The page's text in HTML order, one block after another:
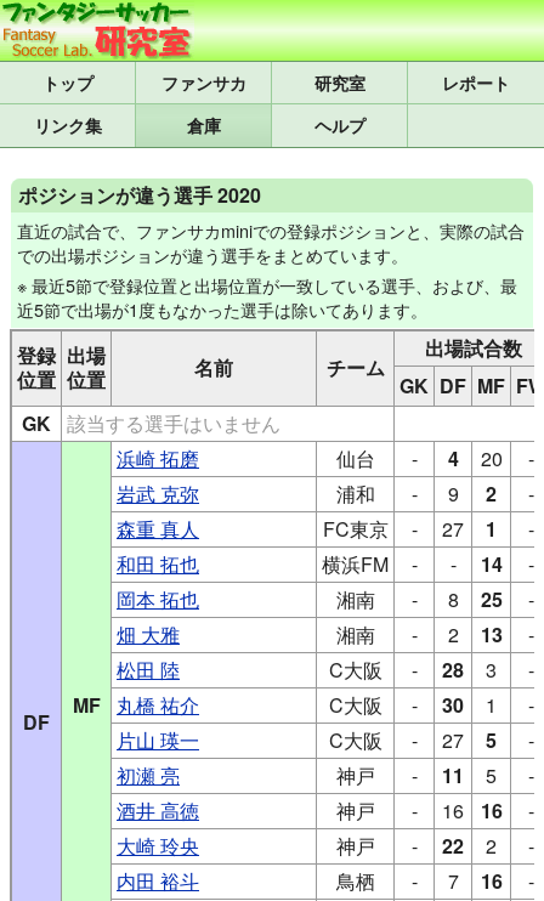
トップ 研究室
レポート
リンク集
倉庫 ヘルプ
ポジションが違う選手 2020
直近の試合で、ファンサカminiでの登録ポジションと、実際の試合
での出場ポジションが違う選手をまとめています。
※ 最近5節で登録位置と出場位置が一致している選手、および、最
近5節で出場が1度もなかった選手は除いてあります。
登録
位置
出場
位置
名前 チーム
出場試合数
GK DF MF
GK 該当する選手はいません
DF
MF
浜崎 拓磨 仙台 - 4 20
-
岩武 克弥
浦和 - 9 2
-
森重 真人
FC東京 - 27 1
-
和田 拓也
横浜FM - - 14
-
岡本 拓也
湘南 - 8 25
-
畑 大雅
湘南 - 2 13
-
松田 陸
C大阪 - 28 3
-
丸橋 祐介
C大阪 - 30 1
-
片山 瑛一
C大阪 - 27 5
-
初瀬 亮
神戸 - 11 5
-
酒井 高徳
神戸 - 16 16
-
大崎 玲央
神戸 - 22 2
-
内田 裕斗
鳥栖 - 7 16
-